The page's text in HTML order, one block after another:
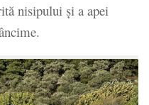
nisipului și a apei